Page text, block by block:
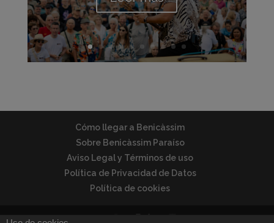
Cómo llegar a Benicàssim
Sobre Benicàssim Paraíso
Aviso Legal y Términos de uso
Política de Privacidad de Datos
Política de cookies